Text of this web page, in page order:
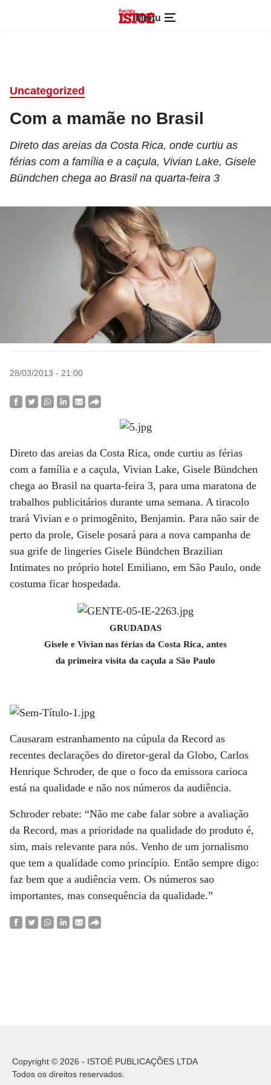
Menu
Uncategorized
Com a mamãe no Brasil
Direto das areias da Costa Rica, onde curtiu as
férias com a família e a caçula, Vivian Lake, Gisele
Bündchen chega ao Brasil na quarta-feira 3
28/03/2013 - 21:00
Direto das areias da Costa Rica, onde curtiu as férias
com a família e a caçula, Vivian Lake, Gisele Bündchen
chega ao Brasil na quarta-feira 3, para uma maratona de
trabalhos publicitários durante uma semana. A tiracolo
trará Vivian e o primogênito, Benjamin. Para não sair de
perto da prole, Gisele posará para a nova campanha de
sua grife de lingeries Gisele Bündchen Brazilian
Intimates no próprio hotel Emiliano, em São Paulo, onde
costuma ficar hospedada.
GRUDADAS
Gisele e Vivian nas férias da Costa Rica, antes
da primeira visita da caçula a São Paulo
Causaram estranhamento na cúpula da Record as
recentes declarações do diretor-geral da Globo, Carlos
Henrique Schroder, de que o foco da emissora carioca
está na qualidade e não nos números da audiência.
Schroder rebate: “Não me cabe falar sobre a avaliação
da Record, mas a prioridade na qualidade do produto é,
sim, mais relevante para nós. Venho de um jornalismo
que tem a qualidade como princípio. Então sempre digo:
faz bem que a audiência vem. Os números sao
importantes, mas consequência da qualidade.”
Copyright © 2026 - ISTOÉ PUBLICAÇÕES LTDA
Todos os direitos reservados.